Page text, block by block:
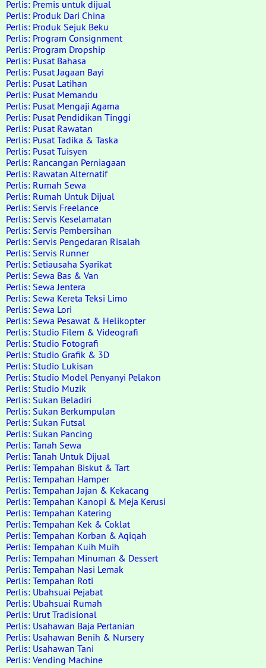
Perlis: Premis untuk dijual
Perlis: Produk Dari China
Perlis: Produk Sejuk Beku
Perlis: Program Consignment
Perlis: Program Dropship
Perlis: Pusat Bahasa
Perlis: Pusat Jagaan Bayi
Perlis: Pusat Latihan
Perlis: Pusat Memandu
Perlis: Pusat Mengaji Agama
Perlis: Pusat Pendidikan Tinggi
Perlis: Pusat Rawatan
Perlis: Pusat Tadika & Taska
Perlis: Pusat Tuisyen
Perlis: Rancangan Perniagaan
Perlis: Rawatan Alternatif
Perlis: Rumah Sewa
Perlis: Rumah Untuk Dijual
Perlis: Servis Freelance
Perlis: Servis Keselamatan
Perlis: Servis Pembersihan
Perlis: Servis Pengedaran Risalah
Perlis: Servis Runner
Perlis: Setiausaha Syarikat
Perlis: Sewa Bas & Van
Perlis: Sewa Jentera
Perlis: Sewa Kereta Teksi Limo
Perlis: Sewa Lori
Perlis: Sewa Pesawat & Helikopter
Perlis: Studio Filem & Videografi
Perlis: Studio Fotografi
Perlis: Studio Grafik & 3D
Perlis: Studio Lukisan
Perlis: Studio Model Penyanyi Pelakon
Perlis: Studio Muzik
Perlis: Sukan Beladiri
Perlis: Sukan Berkumpulan
Perlis: Sukan Futsal
Perlis: Sukan Pancing
Perlis: Tanah Sewa
Perlis: Tanah Untuk Dijual
Perlis: Tempahan Biskut & Tart
Perlis: Tempahan Hamper
Perlis: Tempahan Jajan & Kekacang
Perlis: Tempahan Kanopi & Meja Kerusi
Perlis: Tempahan Katering
Perlis: Tempahan Kek & Coklat
Perlis: Tempahan Korban & Aqiqah
Perlis: Tempahan Kuih Muih
Perlis: Tempahan Minuman & Dessert
Perlis: Tempahan Nasi Lemak
Perlis: Tempahan Roti
Perlis: Ubahsuai Pejabat
Perlis: Ubahsuai Rumah
Perlis: Urut Tradisional
Perlis: Usahawan Baja Pertanian
Perlis: Usahawan Benih & Nursery
Perlis: Usahawan Tani
Perlis: Vending Machine